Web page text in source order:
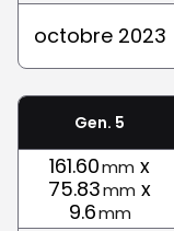
octobre 2023
Gen. 5
161.60mm x
75.83mm x
9.6mm